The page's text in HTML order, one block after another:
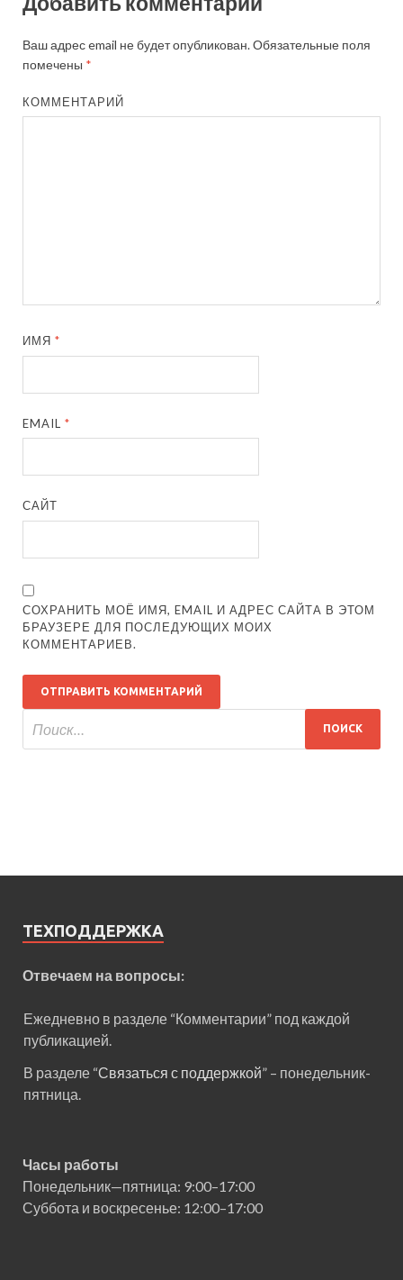
Ваш адрес email не будет опубликован.Обязательные поля
помечены *
КОММЕНТАРИЙ
ИМЯ*
EMAIL*
САЙТ
СОХРАНИТЬ МОЁ ИМЯ, EMAIL И АДРЕС САЙТА В ЭТОМ
БРАУЗЕРЕ ДЛЯ ПОСЛЕДУЮЩИХ МОИХ
КОММЕНТАРИЕВ.
ТЕХПОДДЕРЖКА
Отвечаем на вопросы:
Ежедневно в разделе “Комментарии” под каждой
публикацией.
В разделе “Связаться с поддержкой” – понедельник-
пятница.
Часы работы
Понедельник—пятница: 9:00–17:00
Суббота и воскресенье: 12:00–17:00